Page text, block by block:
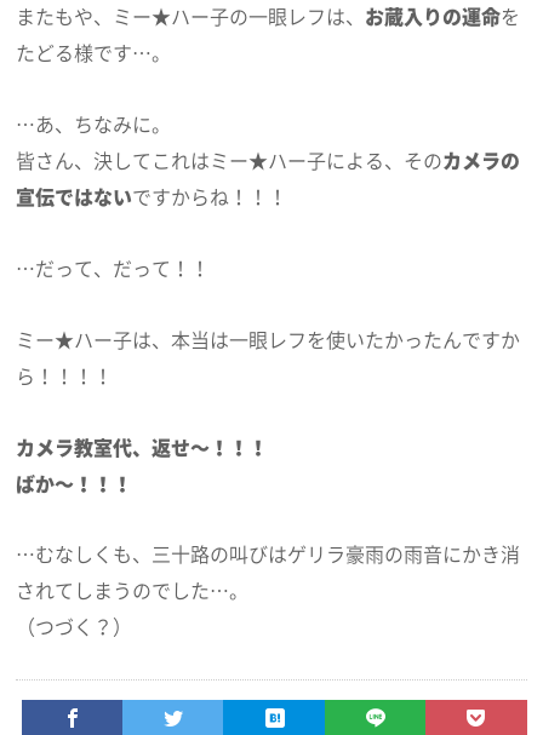
またもや、ミー★ハー子の一眼レフは、 お蔵入りの運命を
たどる様です…。
…あ、ちなみに。
皆さん、決してこれはミー★ハー子による、そのカメラの
宣伝ではないですからね！！！
…だって、だって！！
ミー★ハー子は、本当は一眼レフを使いたかったんですか
ら！！！！
カメラ教室代、返せ～！！！
ばか～！！！
…むなしくも、三十路の叫びはゲリラ豪雨の雨音にかき消
されてしまうのでした…。
（つづく？）